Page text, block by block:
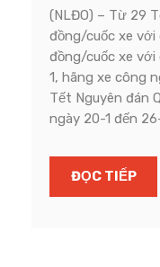
(NLĐO) – Từ 29
đồng/cuốc xe với
đồng/cuốc xe với
1, hãng xe công
Tết Nguyên đán
ngày 20-1 đến
ĐỌC TIẾP